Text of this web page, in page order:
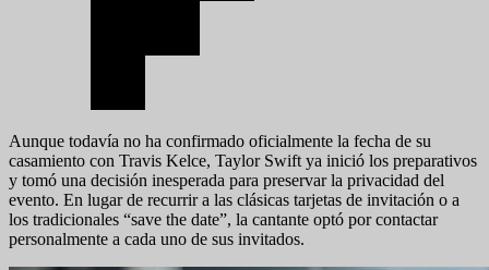
Aunque todavía no ha confirmado oficialmente la fecha de su
casamiento con Travis Kelce, Taylor Swift ya inició los preparativos
y tomó una decisión inesperada para preservar la privacidad del
evento. En lugar de recurrir a las clásicas tarjetas de invitación o a
los tradicionales “save the date”, la cantante optó por contactar
personalmente a cada uno de sus invitados.